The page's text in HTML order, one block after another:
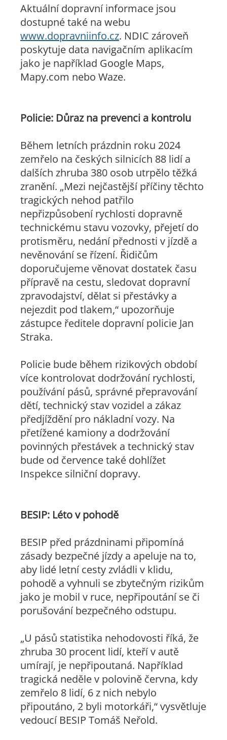
Aktuální dopravní informace jsou
dostupné také na webu
www.dopravniinfo.cz. NDIC zároveň
poskytuje data navigačním aplikacím
jako je například Google Maps,
Mapy.com nebo Waze.
Policie: Důraz na prevenci a kontrolu
Během letních prázdnin roku 2024
zemřelo na českých silnicích 88 lidí a
dalších zhruba 380 osob utrpělo těžká
zranění. „Mezi nejčastější příčiny těchto
tragických nehod patřilo
nepřizpůsobení rychlosti dopravně
technickému stavu vozovky, přejetí do
protisměru, nedání přednosti v jízdě a
nevěnování se řízení. Řidičům
doporučujeme věnovat dostatek času
přípravě na cestu, sledovat dopravní
zpravodajství, dělat si přestávky a
nejezdit pod tlakem,“ upozorňuje
zástupce ředitele dopravní policie Jan
Straka.
Policie bude během rizikových období
více kontrolovat dodržování rychlosti,
používání pásů, správné přepravování
dětí, technický stav vozidel a zákaz
předjíždění pro nákladní vozy. Na
přetížené kamiony a dodržování
povinných přestávek a technický stav
bude od července také dohlížet
Inspekce silniční dopravy.
BESIP: Léto v pohodě
BESIP před prázdninami připomíná
zásady bezpečné jízdy a apeluje na to,
aby lidé letní cesty zvládli v klidu,
pohodě a vyhnuli se zbytečným rizikům
jako je mobil v ruce, nepřipoutání se či
porušování bezpečného odstupu.
„U pásů statistika nehodovosti říká, že
zhruba 30 procent lidí, kteří v autě
umírají, je nepřipoutaná. Například
tragická neděle v polovině června, kdy
zemřelo 8 lidí, 6 z nich nebylo
připoutáno, 2 byli motorkáři,“ vysvětluje
vedoucí BESIP Tomáš Neřold.